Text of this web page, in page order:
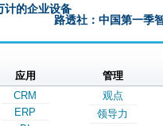
计的企业设备
路透社：中国第一季
应用
CRM
ERP
管理
观点
领导力